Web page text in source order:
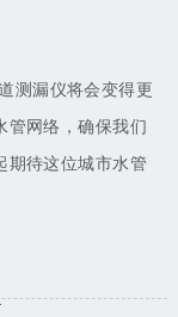
漏仪将会变得更
管网络，确保我们
期待这位城市水管